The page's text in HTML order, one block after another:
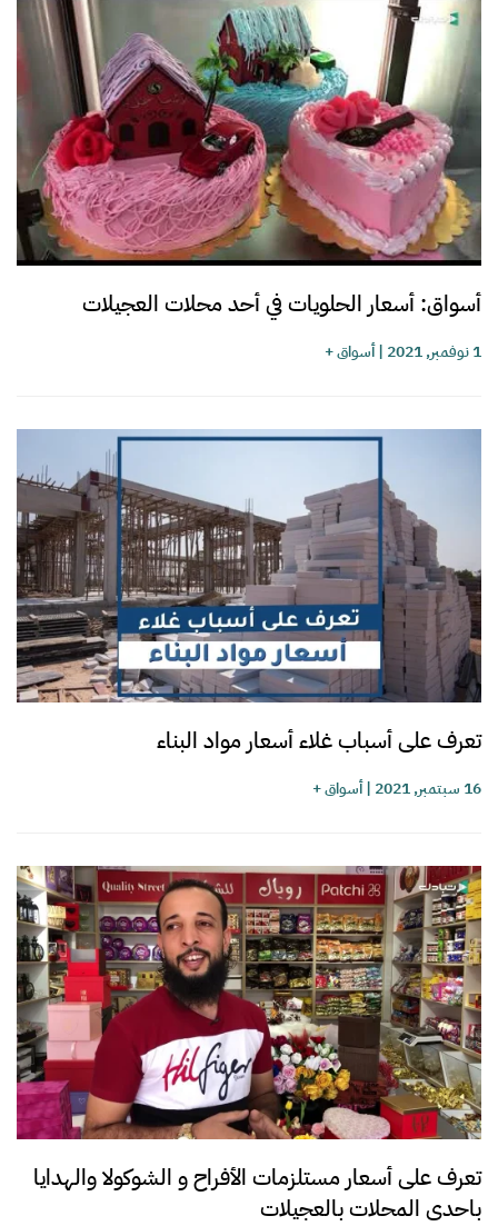
أسواق: أسعار الحلويات في أحد محلات العجيلات
1 نوفمبر, 2021 |أسواق +
تعرف على أسباب غلاء أسعار مواد البناء
16 سبتمبر, 2021 |أسواق +
تعرف على أسعار مستلزمات الأفراح و الشوكولا والهدايا
باحدى المحلات بالعجيلات